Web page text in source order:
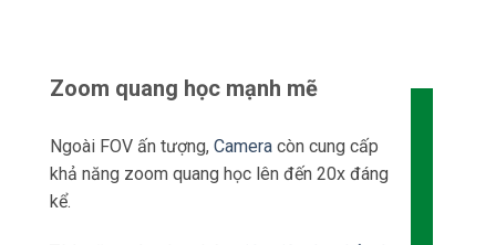
trong biểu đồ hoặc trưng bày một góc nhìn từ
mỗi học sinh có thể nhìn thấy rõ những gì bạn
đang minh hoạ.